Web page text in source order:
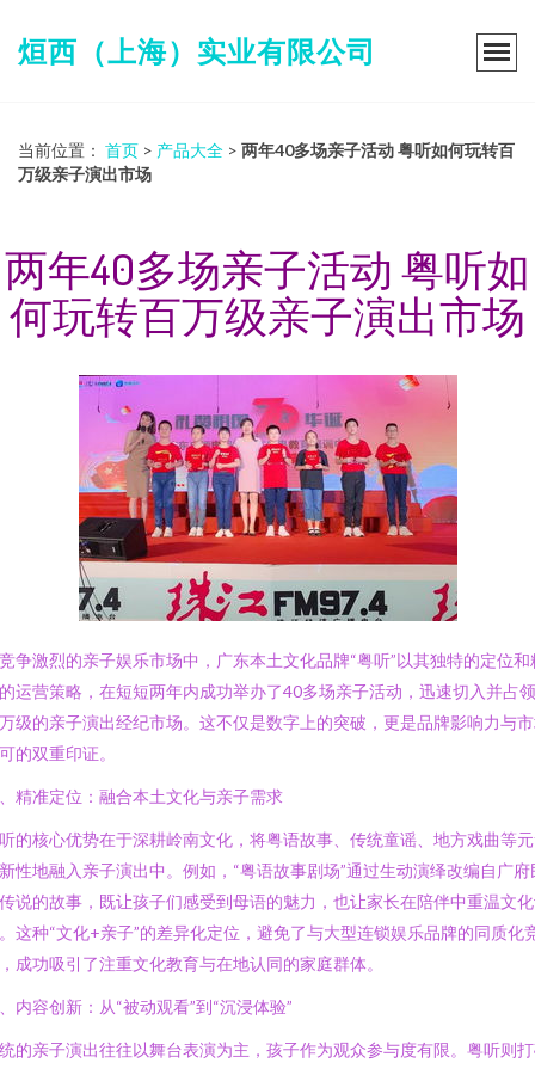
烜西（上海）实业有限公司
当前位置： 首页 > 产品大全 > 两年40多场亲子活动 粤听如何玩转百
万级亲子演出市场
两年40多场亲子活动 粤听如
何玩转百万级亲子演出市场
争激烈的亲子娱乐市场中，广东本土文化品牌“粤听”以其独特的定位和
运营策略，在短短两年内成功举办了40多场亲子活动，迅速切入并占
级的亲子演出经纪市场。这不仅是数字上的突破，更是品牌影响力与
的双重印证。
精准定位：融合本土文化与亲子需求
的核心优势在于深耕岭南文化，将粤语故事、传统童谣、地方戏曲等
性地融入亲子演出中。例如，“粤语故事剧场”通过生动演绎改编自广府
说的故事，既让孩子们感受到母语的魅力，也让家长在陪伴中重温文
这种“文化+亲子”的差异化定位，避免了与大型连锁娱乐品牌的同质化
成功吸引了注重文化教育与在地认同的家庭群体。
内容创新：从“被动观看”到“沉浸体验”
的亲子演出往往以舞台表演为主，孩子作为观众参与度有限。粤听则